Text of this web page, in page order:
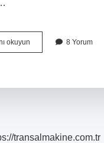
okuyunAni
Ses
8 Yorum
transalmakine.com.tr